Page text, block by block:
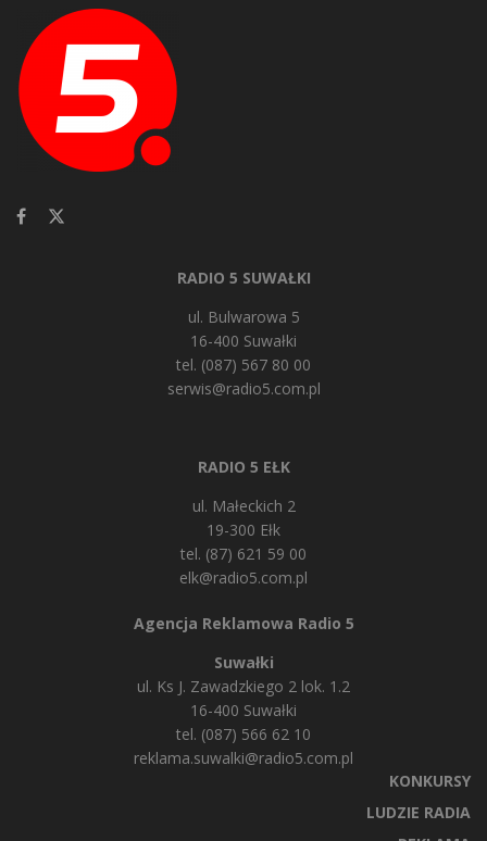
RADIO 5 SUWAŁKI
ul. Bulwarowa 5
16-400 Suwałki
tel. (087) 567 80 00
serwis@radio5.com.pl
RADIO 5 EŁK
ul. Małeckich 2
19-300 Ełk
tel. (87) 621 59 00
elk@radio5.com.pl
Agencja Reklamowa Radio 5
Suwałki
ul. Ks J. Zawadzkiego 2 lok. 1.2
16-400 Suwałki
tel. (087) 566 62 10
reklama.suwalki@radio5.com.pl
KONKURSY
LUDZIE RADIA